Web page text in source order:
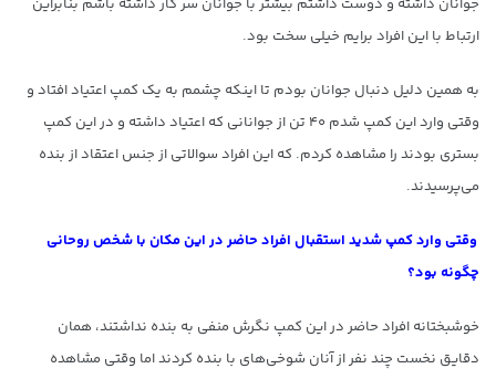
جوانان داشته و دوست داشتم بیشتر با جوانان سر کار داشته باشم بنابراین
ارتباط با این افراد برایم خیلی سخت بود.
به همین دلیل دنبال جوانان بودم تا اینکه چشمم به یک کمپ اعتیاد افتاد و
وقتی وارد این کمپ شدم ۴۰ تن از جوانانی که اعتیاد داشته و در این کمپ
بستری بودند را مشاهده کردم. که این افراد سوالاتی از جنس اعتقاد از بنده
می‌پرسیدند.
وقتی وارد کمپ شدید استقبال افراد حاضر در این مکان با شخص روحانی
چگونه بود؟
خوشبختانه افراد حاضر در این کمپ نگرش منفی به بنده نداشتند، همان
دقایق نخست چند نفر از آنان شوخی‌های با بنده کردند اما وقتی مشاهده